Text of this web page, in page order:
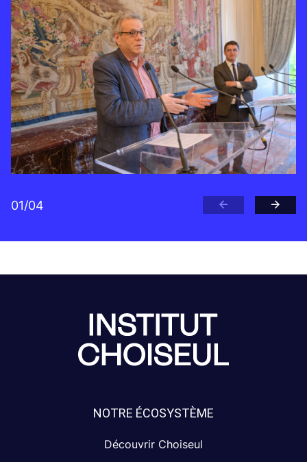
01/04
NOTRE ÉCOSYSTÈME
Découvrir Choiseul